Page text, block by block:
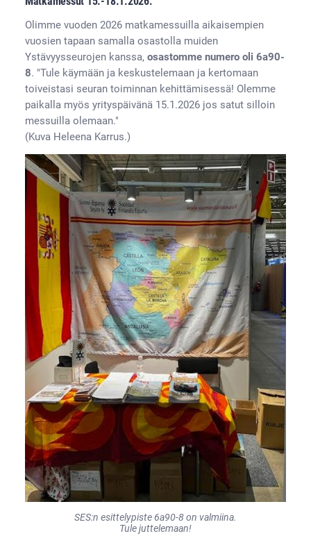
Olimme vuoden 2026 matkamessuilla aikaisempien
vuosien tapaan samalla osastolla muiden
Ystävyysseurojen kanssa, osastomme numero oli 6a90-
8. "Tule käymään ja keskustelemaan ja kertomaan
toiveistasi seuran toiminnan kehittämisessä! Olemme
paikalla myös yrityspäivänä 15.1.2026 jos satut silloin
messuilla olemaan."
(Kuva Heleena Karrus.)
SES:n esittelypiste 6a90-8 on valmiina.
Tule juttelemaan!